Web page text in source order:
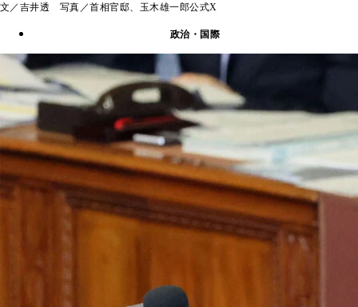
文／吉井透 写真／首相官邸、玉木雄一郎公式X
政治・国際